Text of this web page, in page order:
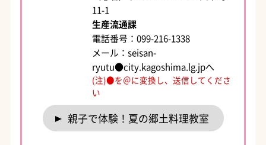
11-1
生産流通課
電話番号：099-216-1338
メール：seisan-
ryutu●city.kagoshima.lg.jpへ
(注)●を＠に変換し、送信してくださ
い
親子で体験！夏の郷土料理教室